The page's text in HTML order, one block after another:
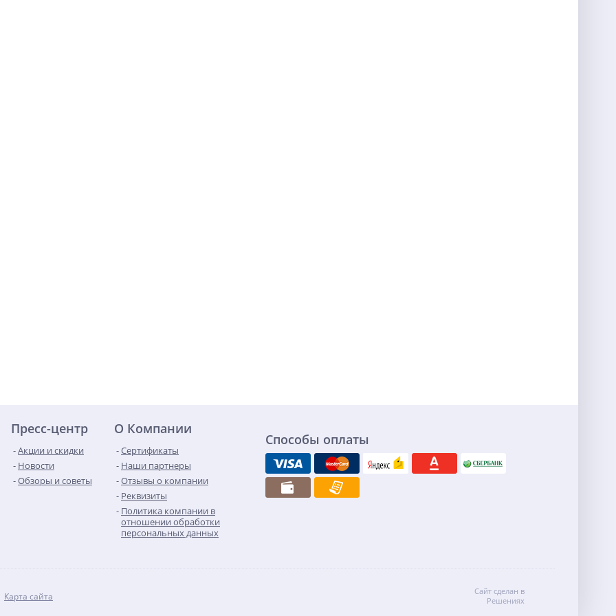
Пресс-центр
Акции и скидки
Новости
Обзоры и советы
О Компании
Сертификаты
Наши партнеры
Отзывы о компании
Реквизиты
Политика компании в
отношении обработки
персональных данных
Способы оплаты
Карта сайта
Сайт сделан в
Решениях